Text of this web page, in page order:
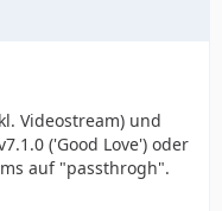
Videostream) und
('Good Love') oder
auf "passthrogh".